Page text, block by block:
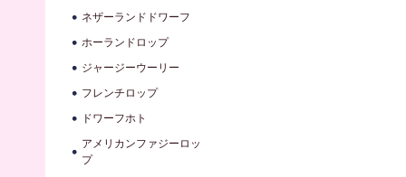
ネザーランドドワーフ
ホーランドロップ
ジャージーウーリー
フレンチロップ
ドワーフホト
アメリカンファジーロッ
プ